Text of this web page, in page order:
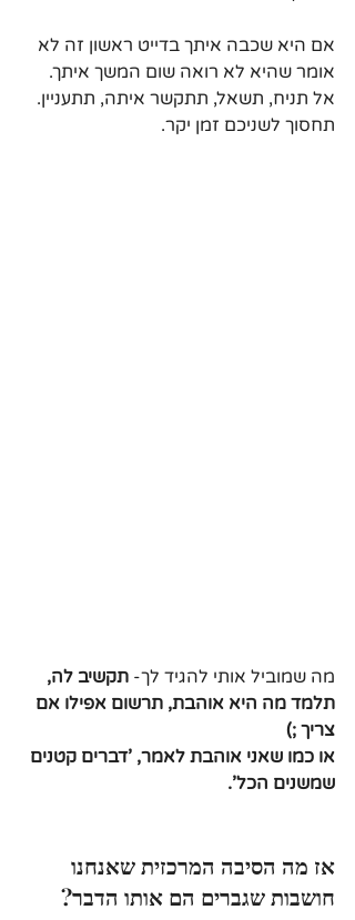
אם היא שכבה איתך בדייט ראשון זה לא
אומר שהיא לא רואה שום המשך איתך.
אל תניח, תשאל, תתקשר איתה, תתעניין.
תחסוך לשניכם זמן יקר.
מה שמוביל אותי להגיד לך- תקשיב לה,
תלמד מה היא אוהבת, תרשום אפילו אם
צריך ;)
או כמו שאני אוהבת לאמר, 'דברים קטנים
שמשנים הכל'.
אז מה הסיבה המרכזית שאנחנו
חושבות שגברים הם אותו הדבר?